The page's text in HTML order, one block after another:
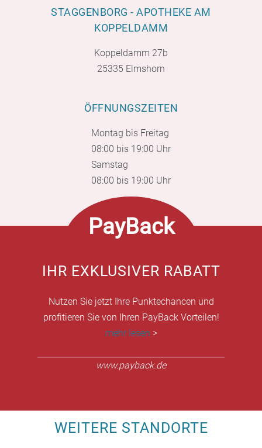
STAGGENBORG - APOTHEKE AM
KOPPELDAMM
Koppeldamm 27b
25335 Elmshorn
ÖFFNUNGSZEITEN
Montag bis Freitag
08:00 bis 19:00 Uhr
Samstag
08:00 bis 19:00 Uhr
PayBack
IHR EXKLUSIVER RABATT
Nutzen Sie jetzt Ihre Punktechancen und
profitieren Sie von Ihren PayBack Vorteilen!
mehr lesen >
www.payback.de
WEITERE STANDORTE